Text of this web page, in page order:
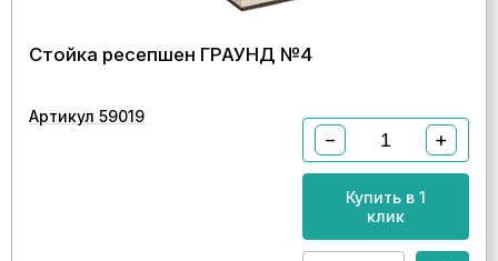
Стойка ресепшен ГРАУНД №4
Артикул 59019
− +
Купить в 1
клик